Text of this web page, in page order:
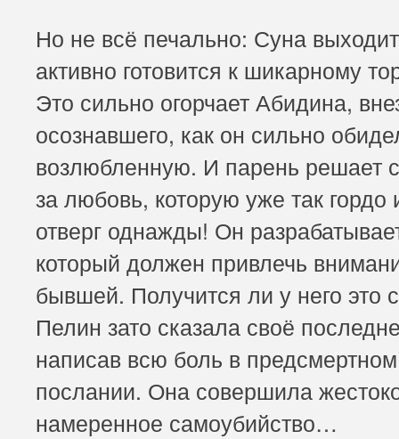
Но не всё печально: Суна
активно готовится к шикарному
Это сильно огорчает Абидина,
осознавшего, как он сильно
возлюбленную. И парень решает
за любовь, которую уже так гордо
отверг однажды! Он
который должен привлечь
бывшей. Получится ли у него это
Пелин зато сказала своё
написав всю боль в предсмертном
послании. Она совершила
намеренное самоубийство…